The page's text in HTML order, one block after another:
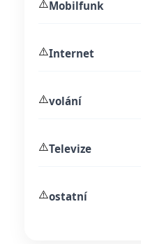
⚠️Mobilfunk
⚠️Internet
⚠️volání
⚠️Televize
⚠️ostatní